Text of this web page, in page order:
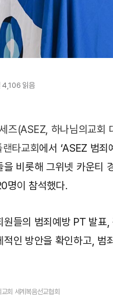
4,106 읽음
즈(ASEZ, 하나님의교회
타교회 에서 ‘ASEZ 범죄
을 비롯해 그위넷 카운티
명이 참석했다.
원들의 범죄예방 PT 발표
적인 방안을 확인하고, 범
회 세계복음선교협회